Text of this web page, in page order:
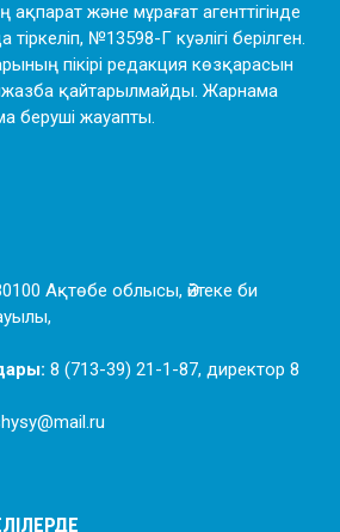
ақпарат және мұрағат агенттігінде
№13598-Г куәлігі берілген.
пікірі редакция көзқарасын
қайтарылмайды. Жарнама
беруші жауапты.
Ақтөбе облысы, Әйтеке би
8 (713-39) 21-1-87, директор 8